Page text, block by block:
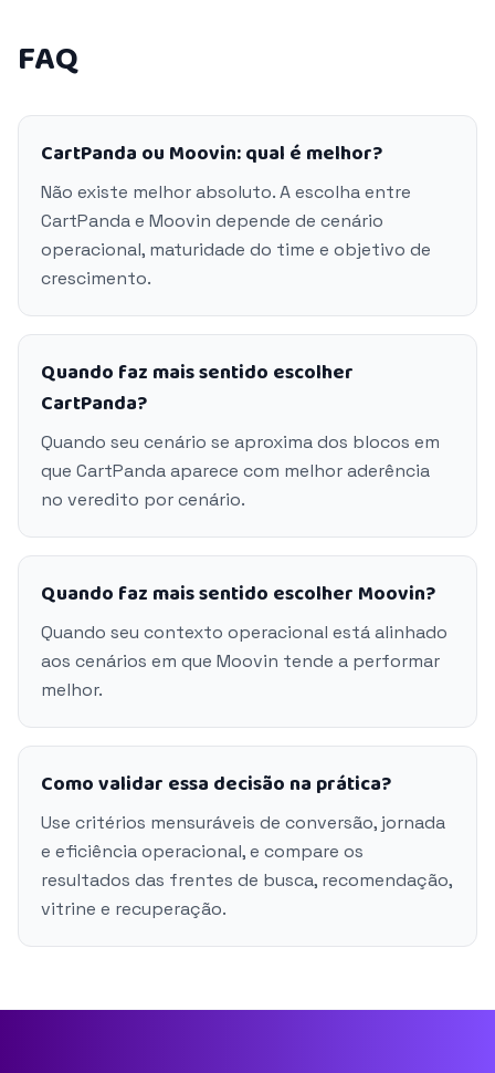
FAQ
CartPanda ou Moovin: qual é melhor?
Não existe melhor absoluto. A escolha entre
CartPanda e Moovin depende de cenário
operacional, maturidade do time e objetivo de
crescimento.
Quando faz mais sentido escolher
CartPanda?
Quando seu cenário se aproxima dos blocos em
que CartPanda aparece com melhor aderência
no veredito por cenário.
Quando faz mais sentido escolher Moovin?
Quando seu contexto operacional está alinhado
aos cenários em que Moovin tende a performar
melhor.
Como validar essa decisão na prática?
Use critérios mensuráveis de conversão, jornada
e eficiência operacional, e compare os
resultados das frentes de busca, recomendação,
vitrine e recuperação.